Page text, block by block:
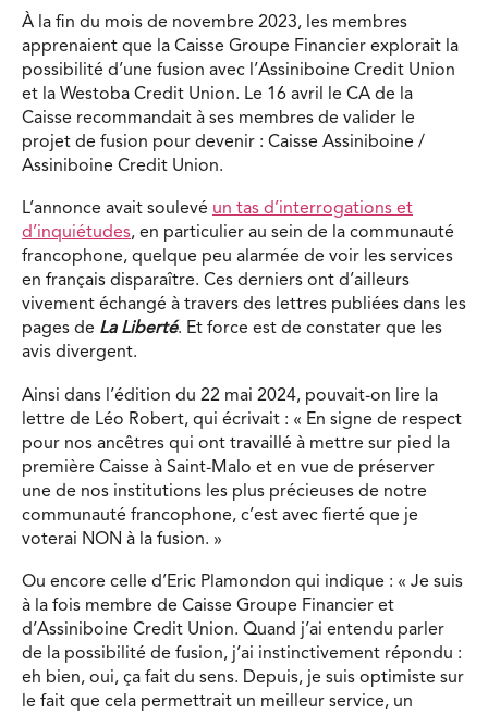
À la fin du mois de novembre 2023, les membres
apprenaient que la Caisse Groupe Financier explorait la
possibilité d’une fusion avec l’Assiniboine Credit Union
et la Westoba Credit Union. Le 16 avril le CA de la
Caisse recommandait à ses membres de valider le
projet de fusion pour devenir : Caisse Assiniboine /
Assiniboine Credit Union.
L’annonce avait soulevé un tas d’interrogations et
d’inquiétudes, en particulier au sein de la communauté
francophone, quelque peu alarmée de voir les services
en français disparaître. Ces derniers ont d’ailleurs
vivement échangé à travers des lettres publiées dans les
pages de La Liberté. Et force est de constater que les
avis divergent.
Ainsi dans l’édition du 22 mai 2024, pouvait-on lire la
lettre de Léo Robert, qui écrivait : « En signe de respect
pour nos ancêtres qui ont travaillé à mettre sur pied la
première Caisse à Saint-Malo et en vue de préserver
une de nos institutions les plus précieuses de notre
communauté francophone, c’est avec fierté que je
voterai NON à la fusion. »
Ou encore celle d’Eric Plamondon qui indique : « Je suis
à la fois membre de Caisse Groupe Financier et
d’Assiniboine Credit Union. Quand j’ai entendu parler
de la possibilité de fusion, j’ai instinctivement répondu :
eh bien, oui, ça fait du sens. Depuis, je suis optimiste sur
le fait que cela permettrait un meilleur service, un